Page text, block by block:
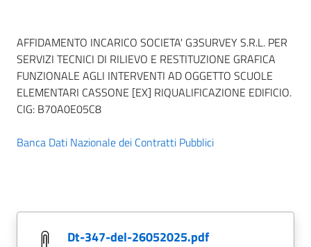
AFFIDAMENTO INCARICO SOCIETA' G3SURVEY S.R.L. PER
SERVIZI TECNICI DI RILIEVO E RESTITUZIONE GRAFICA
FUNZIONALE AGLI INTERVENTI AD OGGETTO SCUOLE
ELEMENTARI CASSONE [EX] RIQUALIFICAZIONE EDIFICIO.
CIG: B70A0E05C8
Banca Dati Nazionale dei Contratti Pubblici
dt-347-del-26052025.pdf